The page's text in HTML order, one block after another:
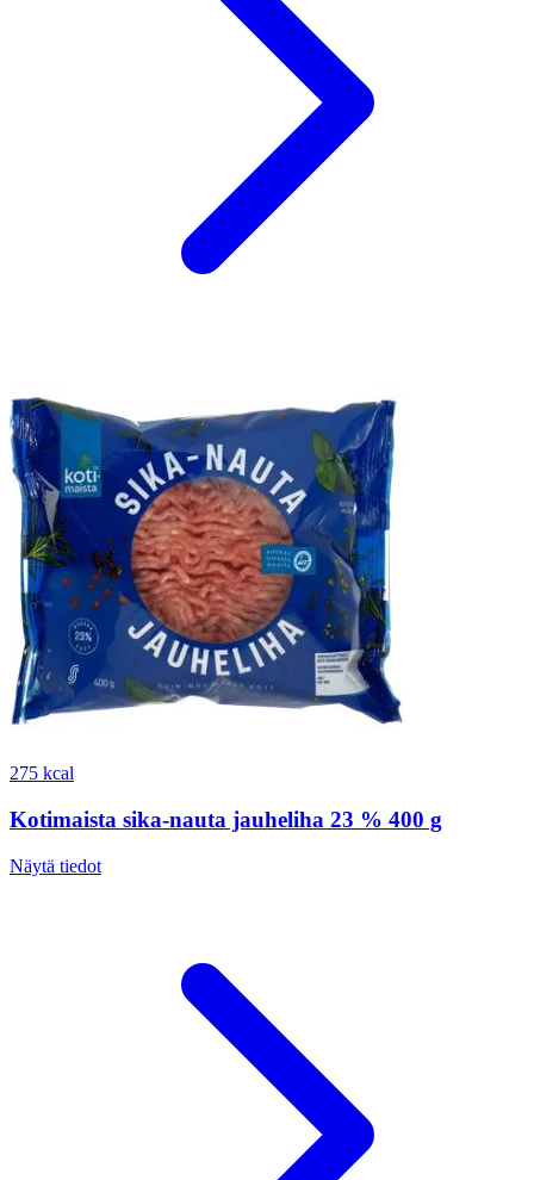
275 kcal
Kotimaista sika-nauta jauheliha 23 % 400 g
Näytä tiedot